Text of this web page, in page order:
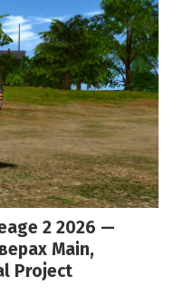
2 2026 —
Main,
Project